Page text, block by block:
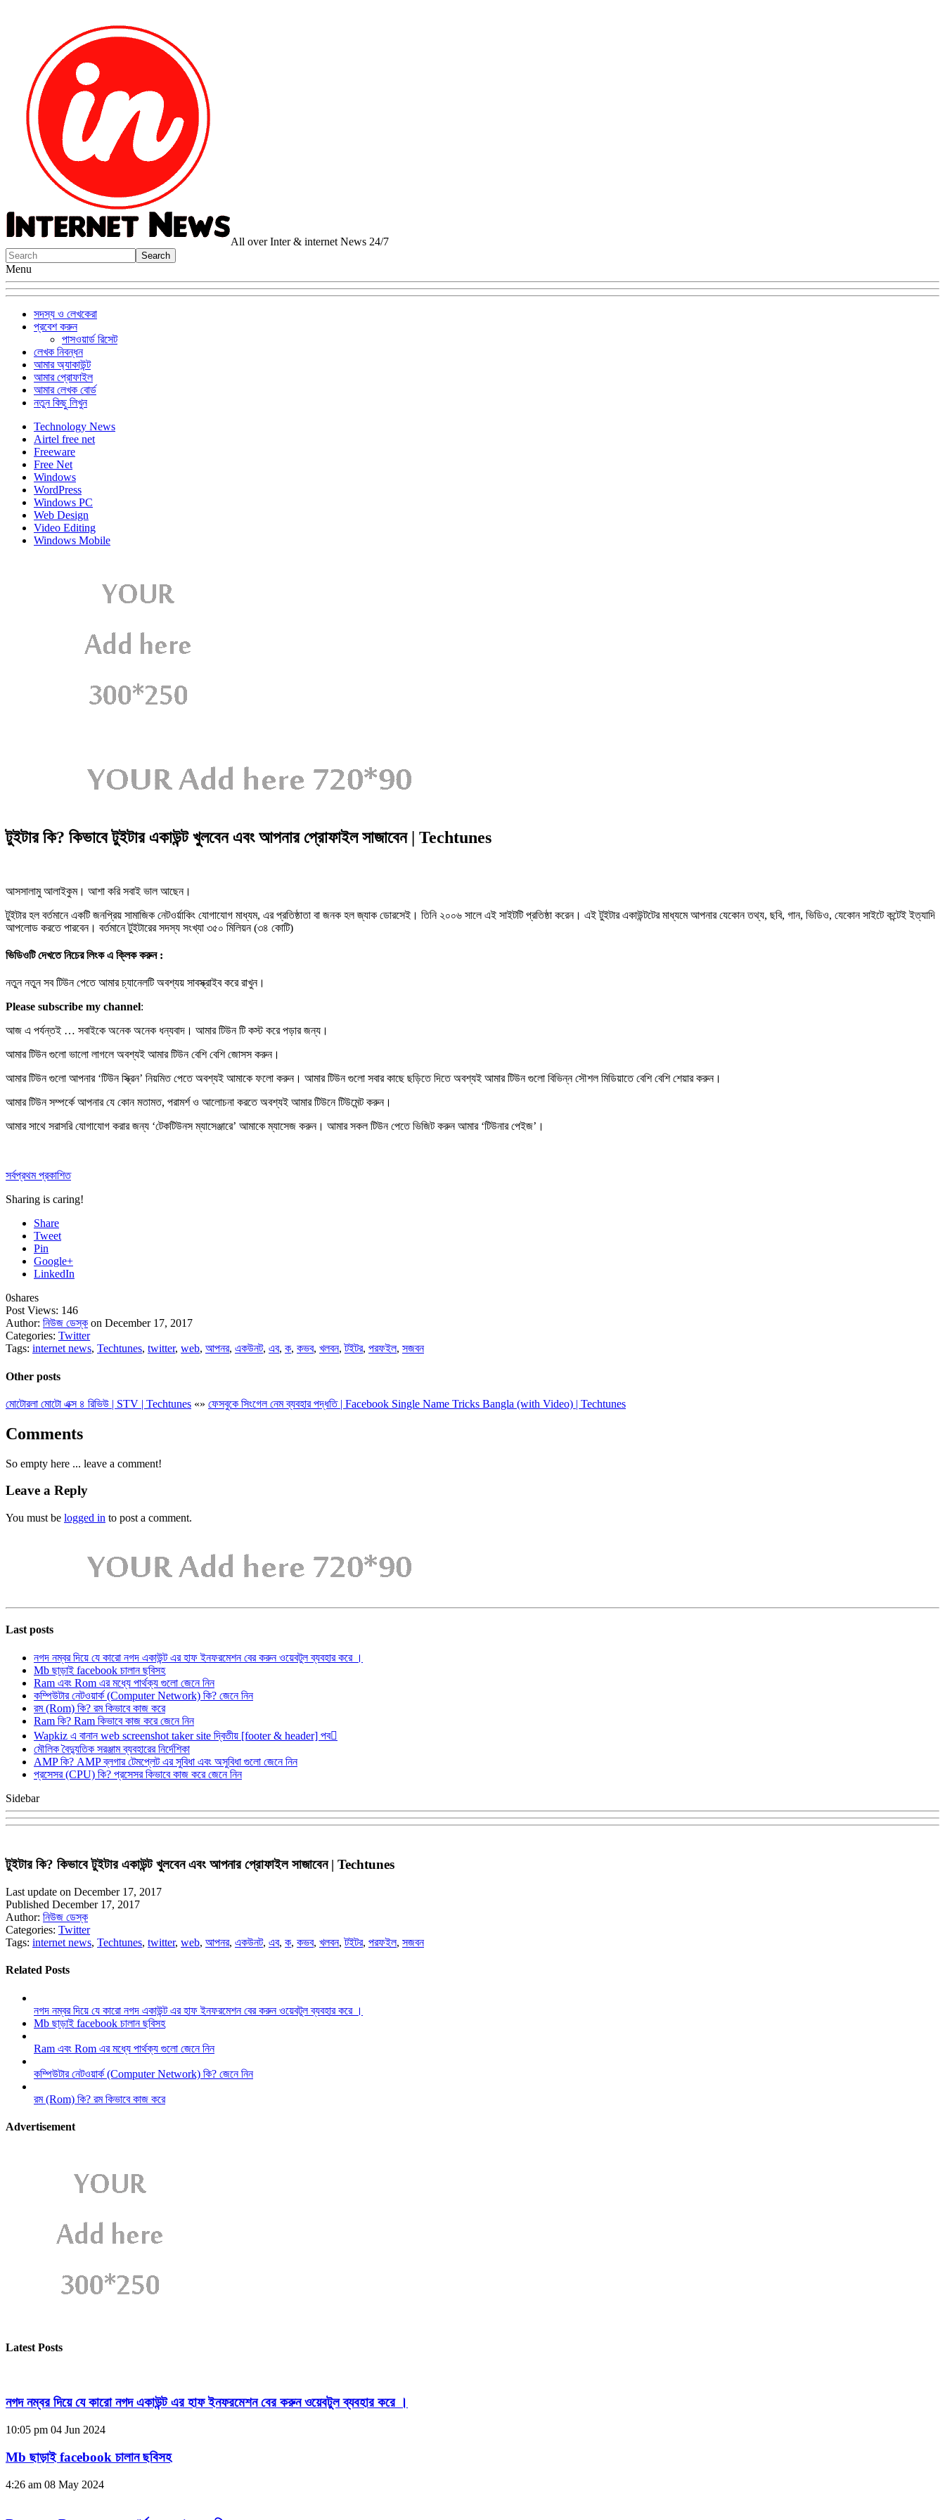
All over Inter & internet News 24/7
Menu
সদস্য ও লেখকেরা
প্রবেশ করুন
পাসওয়ার্ড রিসেট
লেখক নিবন্ধন
আমার অ্যাকাউন্ট
আমার প্রোফাইল
আমার লেখক বোর্ড
নতুন কিছু লিখুন
Technology News
Airtel free net
Freeware
Free Net
Windows
WordPress
Windows PC
Web Design
Video Editing
Windows Mobile
টুইটার কি? কিভাবে টুইটার একাউন্ট খুলবেন এবং আপনার প্রোফাইল সাজাবেন | Techtunes
আসসালামু আলাইকুম। আশা করি সবাই ভাল আছেন।
টুইটার হল বর্তমানে একটি জনপ্রিয় সামাজিক নেটওর্য়াকিং যোগাযোগ মাধ্যম, এর প্রতিষ্ঠাতা বা জনক হল জ্যাক ডোরসেই। তিনি ২০০৬ সালে এই সাইটটি প্রতিষ্ঠা করেন। এই টুইটার একাউন্টটের মাধ্যমে আপনার যেকোন তথ্য, ছবি, গান, ভিডিও, যেকোন সাইটে কন্টেই ইত্যাদি
আপলোড করতে পারবেন। বর্তমানে টুইটারের সদস্য সংখ্যা ৩৫০ মিলিয়ন (৩৪ কোটি)
ভিডিওটি দেখতে নিচের লিংক এ ক্লিক করুন :
নতুন নতুন সব টিউন পেতে আমার চ্যানেলটি অবশ্যয় সাবস্ক্রাইব করে রাখুন।
Please subscribe my channel:
আজ এ পর্যন্তই … সবাইকে অনেক অনেক ধন্যবাদ। আমার টিউন টি কস্ট করে পড়ার জন্য।
আমার টিউন গুলো ভালো লাগলে অবশ্যই আমার টিউন বেশি বেশিজোসস করুন।
আমার টিউন গুলো আপনার ‘টিউন স্ক্রিন’ নিয়মিত পেতে অবশ্যই আমাকে ফলো করুন। আমার টিউন গুলো সবার কাছে ছড়িতে দিতে অবশ্যই আমার টিউন গুলো বিভিন্ন সৌশল মিডিয়াতে বেশি বেশিশেয়ার করুন।
আমার টিউন সম্পর্কে আপনার যে কোন মতামত, পরামর্শ ও আলোচনা করতে অবশ্যই আমার টিউনেটিউমেন্ট করুন।
আমার সাথে সরাসরি যোগাযোগ করার জন্য ‘টেকটিউনস ম্যাসেঞ্জারে’ আমাকেম্যাসেজ করুন। আমার সকল টিউন পেতে ভিজিট করুন আমার ‘টিউনার পেইজ’ ।
সর্বপ্রথম প্রকাশিত
Sharing is caring!
Share
Tweet
Pin
Google+
LinkedIn
0shares
Post Views: 146
Author: নিউজ ডেস্ক on December 17, 2017
Categories: Twitter
Tags: internet news, Techtunes, twitter, web, আপনর, একউনট, এব, ক, কভব, খলবন,টইটর, পরফইল, সজবন
Other posts
মোটোরলা মোটো এক্স ৪ রিভিউ | STV | Techtunes «» ফেসবুকে সিংগেল নেম ব্যবহার পদ্ধতি | Facebook Single Name Tricks Bangla (with Video) | Techtunes
Comments
So empty here ... leave a comment!
Leave a Reply
You must be logged in to post a comment.
Last posts
নগদ নম্বর দিয়ে যে কারো নগদ একাউন্ট এর হাফ ইনফরমেশন বের করুন ওয়েবটুল ব্যবহার করে ।
Mb ছাড়াই facebook চালান ছবিসহ
Ram এবং Rom এর মধ্যে পার্থক্য গুলো জেনে নিন
কম্পিউটার নেটওয়ার্ক (Computer Network) কি? জেনে নিন
রম (Rom) কি? রম কিভাবে কাজ করে
Ram কি? Ram কিভাবে কাজ করে জেনে নিন
Wapkiz এ বানান web screenshot taker site দ্বিতীয় [footer & header] পব
মৌলিক বৈদ্যুতিক সরঞ্জাম ব্যবহারের নির্দেশিকা
AMP কি? AMP ব্লগার টেমপ্লেট এর সুবিধা এবং অসুবিধা গুলো জেনে নিন
প্রসেসর (CPU) কি? প্রসেসর কিভাবে কাজ করে জেনে নিন
Sidebar
টুইটার কি? কিভাবে টুইটার একাউন্ট খুলবেন এবং আপনার প্রোফাইল সাজাবেন | Techtunes
Last update on December 17, 2017
Published December 17, 2017
Author: নিউজ ডেস্ক
Categories: Twitter
Tags: internet news, Techtunes, twitter, web, আপনর, একউনট, এব, ক, কভব, খলবন,টইটর, পরফইল, সজবন
Related Posts
নগদ নম্বর দিয়ে যে কারো নগদ একাউন্ট এর হাফ ইনফরমেশন বের করুন ওয়েবটুল ব্যবহার করে ।
Mb ছাড়াই facebook চালান ছবিসহ
Ram এবং Rom এর মধ্যে পার্থক্য গুলো জেনে নিন
কম্পিউটার নেটওয়ার্ক (Computer Network) কি? জেনে নিন
রম (Rom) কি? রম কিভাবে কাজ করে
Advertisement
Latest Posts
নগদ নম্বর দিয়ে যে কারো নগদ একাউন্ট এর হাফ ইনফরমেশন বের করুন ওয়েবটুল ব্যবহার করে ।
10:05 pm 04 Jun 2024
Mb ছাড়াই facebook চালান ছবিসহ
4:26 am 08 May 2024